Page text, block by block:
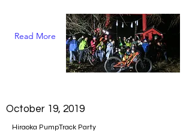
Read More
October 19, 2019
Hiraoka PumpTrack Party